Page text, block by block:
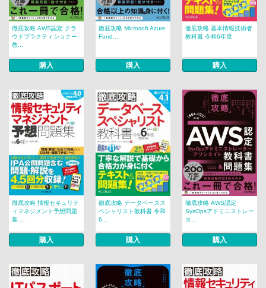
徹底攻略 AWS認定 クラ
ウドプラクティショナー
教...
購入
徹底攻略 Microsoft Azure
Fund...
購入
徹底攻略 基本情報技術者
教科書 令和6年度
購入
徹底攻略 情報セキュリテ
ィマネジメント予想問題
集 ...
購入
徹底攻略 データベースス
ペシャリスト教科書 令和
6...
購入
徹底攻略 AWS認定
SysOpsアドミニストレー
タ...
購入